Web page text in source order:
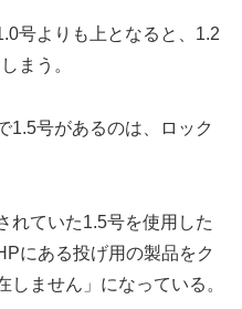
号よりも上となると、1.2
まう。
1.5号があるのは、ロック
れていた1.5号を使用した
にある投げ用の製品をク
しません」になっている。